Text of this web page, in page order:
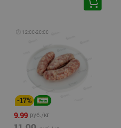
🕘 12:00-20:00
-17%
9.99 руб./кг